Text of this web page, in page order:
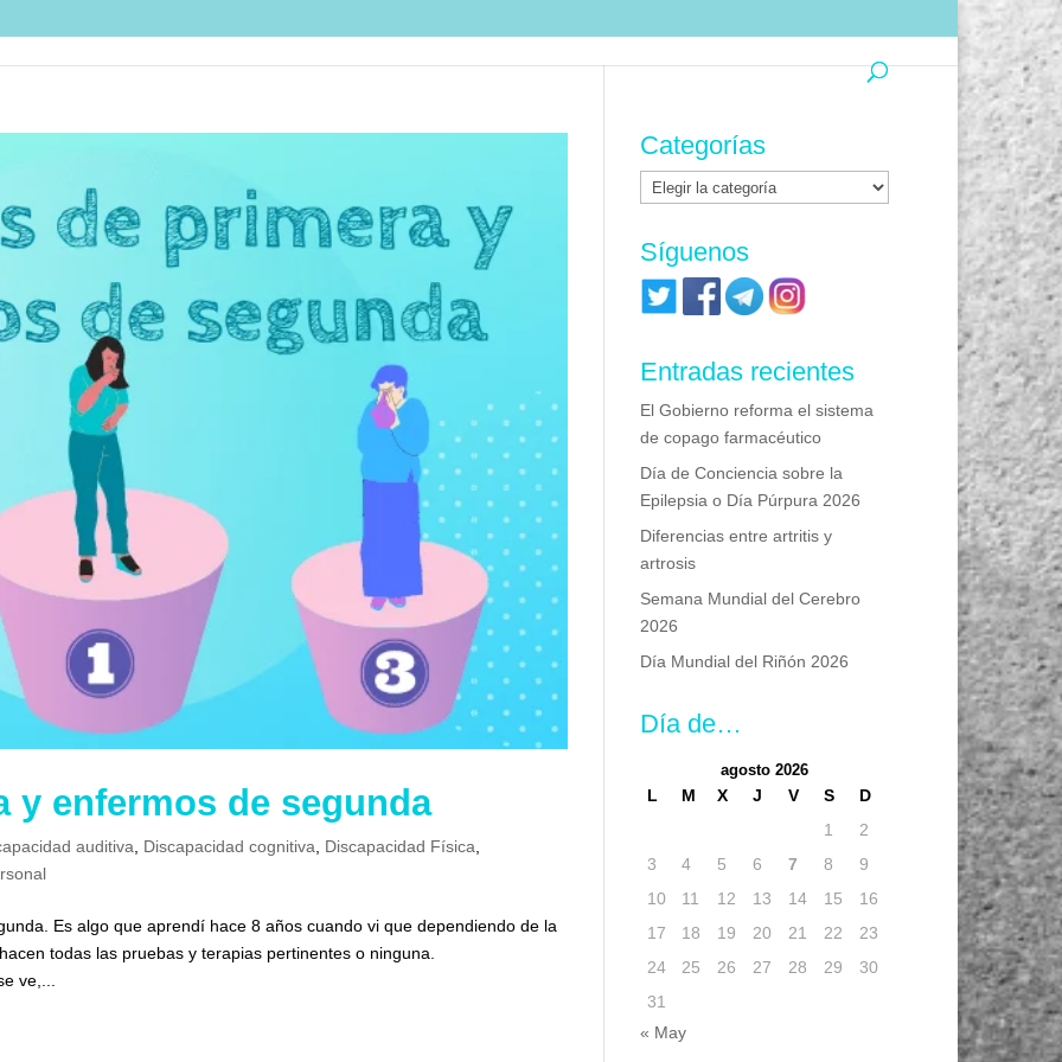
y enfermos de segunda
auditiva, Discapacidad cognitiva, Discapacidad Física,
Es algo que aprendí hace 8 años cuando vi que dependiendo de la
todas las pruebas y terapias pertinentes o ninguna.
ve,...
Categorías
Categorías
Síguenos
Entradas recientes
El Gobierno reforma el sistema
de copago farmacéutico
Día de Conciencia sobre la
Epilepsia o Día Púrpura 2026
Diferencias entre artritis y
artrosis
Semana Mundial del Cerebro
2026
Día Mundial del Riñón 2026
Día de…
agosto 2026
L M X J V S
D
1
2
3
4 5 6 7 8
9
10
11 12 13 14 15
16
17
18 19 20 21 22
23
24
25 26 27 28 29
30
31
« May